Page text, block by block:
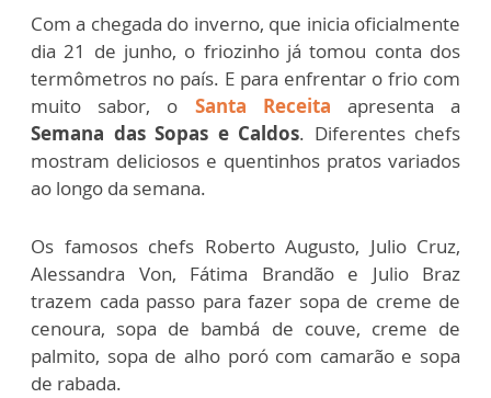
Com a chegada do inverno, que inicia oficialmente
dia 21 de junho, o friozinho já tomou conta dos
termômetros no país. E para enfrentar o frio com
muito sabor, o Santa Receita apresenta a
Semana das Sopas e Caldos. Diferentes chefs
mostram deliciosos e quentinhos pratos variados
ao longo da semana.
Os famosos chefs Roberto Augusto, Julio Cruz,
Alessandra Von, Fátima Brandão e Julio Braz
trazem cada passo para fazer sopa de creme de
cenoura, sopa de bambá de couve, creme de
palmito, sopa de alho poró com camarão e sopa
de rabada.